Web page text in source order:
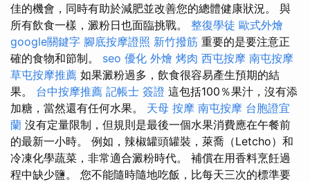
佳的機會，同時有助於減肥並改善您的總體健康狀況。 與
所有飲食一樣，澱粉日也面臨挑戰。 整復學徒 歐式外燴
google關鍵字 腳底按摩證照 新竹撥筋 重要的是要注意正
確的食物和節制。 seo 優化 外燴 烤肉 西屯按摩 南屯按摩
草屯按摩推薦 如果澱粉過多，飲食很容易產生預期的結
果。 台中按摩推薦 記帳士 簽證 這包括100％果汁，沒有添
加糖，當然還有任何水果。 天母 按摩 南屯按摩 台胞證宜
蘭 沒有定量限制，但規則是最後一個水果消費應在午餐前
的最新一小時。 例如，辣椒罐頭罐裝，萊喬（Letcho）和
冷凍化學蔬菜，非常適合澱粉時代。 補償在用香料烹飪過
程中缺少鹽。 您不能隨時隨地吃飯，比每天三次的標準要